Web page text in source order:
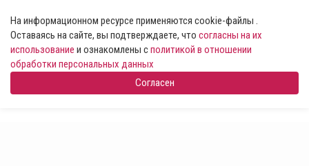
На информационном ресурсе применяются cookie-файлы .
Оставаясь на сайте, вы подтверждаете, что согласны на их
использование и ознакомлены сполитикой в отношении
обработки персональных данных
Согласен